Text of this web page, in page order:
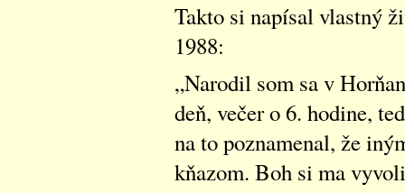
Takto si napísal vlastný
1988:
„Narodil som sa v
deň, večer o 6. hodine,
na to poznamenal, že
kňazom. Boh si ma